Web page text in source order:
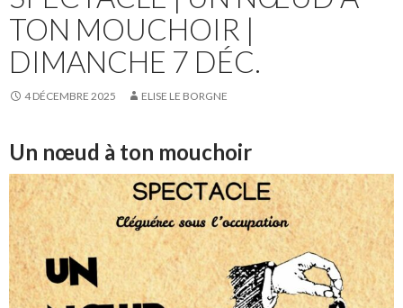
TON MOUCHOIR |
DIMANCHE 7 DÉC.
4 DÉCEMBRE 2025 ELISE LE BORGNE
Un nœud à ton mouchoir